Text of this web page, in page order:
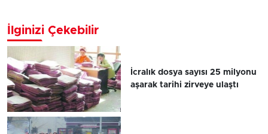
İlginizi Çekebilir
İcralık dosya sayısı 25 milyonu
aşarak tarihi zirveye ulaştı